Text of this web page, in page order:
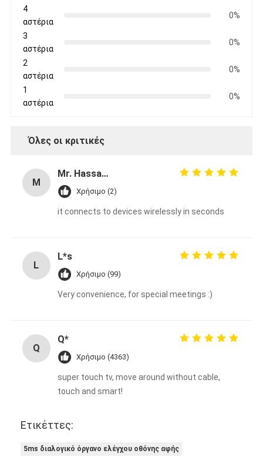
4
αστέρια
0%
3
αστέρια
0%
2
αστέρια
0%
1
αστέρια
0%
Όλες οι κριτικές
M
Mr. Hassan Kanju
Χρήσιμο (2)
it connects to devices wirelessly in seconds
L
L*s
Χρήσιμο (99)
Very convenience, for special meetings :)
Q
Q*
Χρήσιμο (4363)
super touch tv, move around without cable,
touch and smart!
Ετικέττες:
5ms διαλογικό όργανο ελέγχου οθόνης αφής